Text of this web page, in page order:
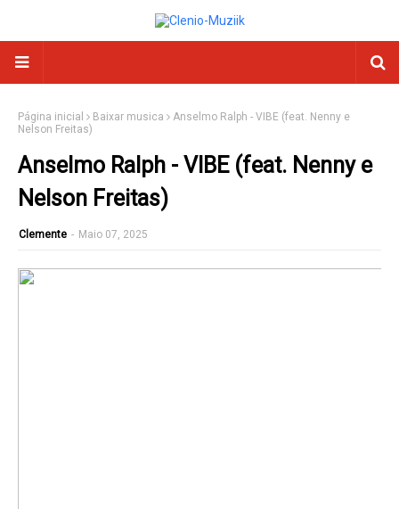
Página inicial Baixar musica
Anselmo Ralph - VIBE (feat. Nenny e
Nelson Freitas)
Anselmo Ralph - VIBE (feat. Nenny e
Nelson Freitas)
Clemente - Maio 07, 2025